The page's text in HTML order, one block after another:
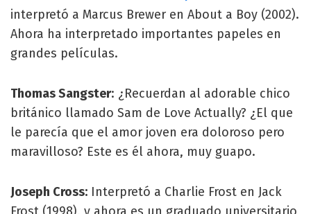
interpretó a Marcus Brewer en About a Boy (2002).
Ahora ha interpretado importantes papeles en
grandes películas.
Thomas Sangster: ¿Recuerdan al adorable chico
británico llamado Sam de Love Actually? ¿El que
le parecía que el amor joven era doloroso pero
maravilloso? Este es él ahora, muy guapo.
Joseph Cross: Interpretó a Charlie Frost en Jack